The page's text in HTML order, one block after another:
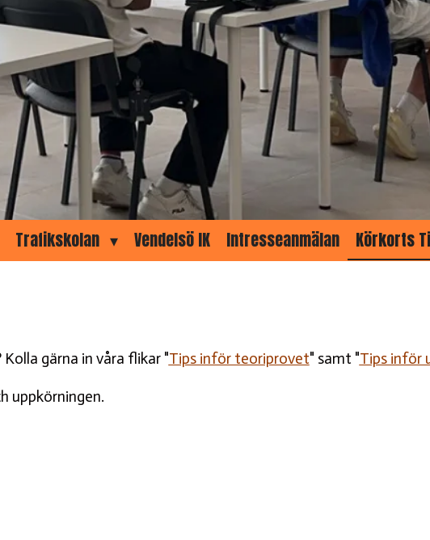
Trafikskolan Vendelsö IK Intresseanmälan Körkorts
gärna in våra flikar "Tips inför teoriprovet" samt "Tips inför
uppkörningen.